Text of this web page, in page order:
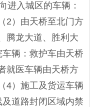
进入城区的车辆：
2）由天桥至北门方
腾龙大道、胜利大
辆：救护车由天桥
就医车辆由天桥方
4）施工及货运车辆
道路封闭区域内禁